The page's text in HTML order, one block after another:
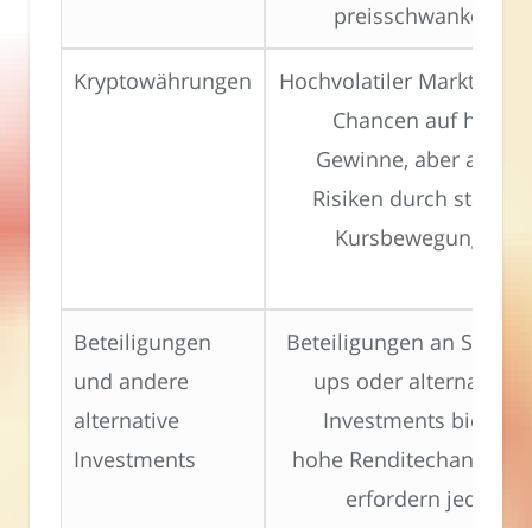
preisschwankend.
Kryptowährungen
Hochvolatiler Markt mit
Chancen auf hohe
Gewinne, aber auch
Risiken durch starke
Kursbewegungen.
Beteiligungen
und andere
alternative
Investments
Beteiligungen an Start-
ups oder alternative
Investments bieten
hohe Renditechancen,
erfordern jedoch